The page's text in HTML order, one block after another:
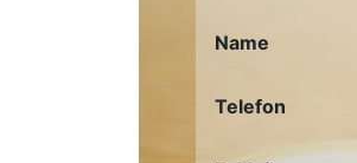
Name
Telefon